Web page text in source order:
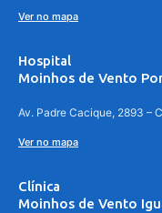
Ver no mapa
Hospital
Moinhos de Vento
Av. Padre Cacique, 2893 –
Ver no mapa
Clínica
Moinhos de Vento